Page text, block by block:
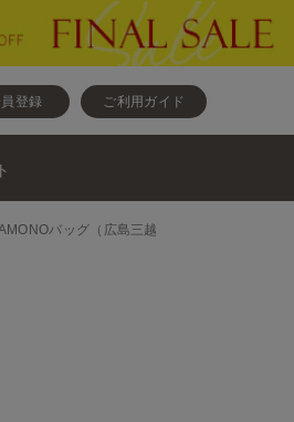
登録 ご利用ガイド
バッグ（広島三越